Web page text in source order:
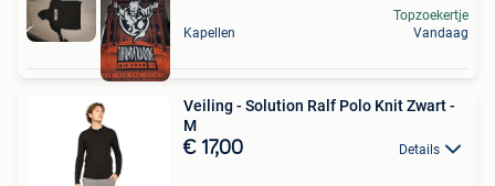
Kapellen
Topzoekertje
Vandaag
Veiling - Solution Ralf Polo Knit Zwart -
M
€ 17,00 Details